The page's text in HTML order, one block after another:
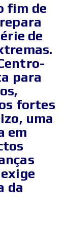
fim de
de
para
fortes
uma
em
da